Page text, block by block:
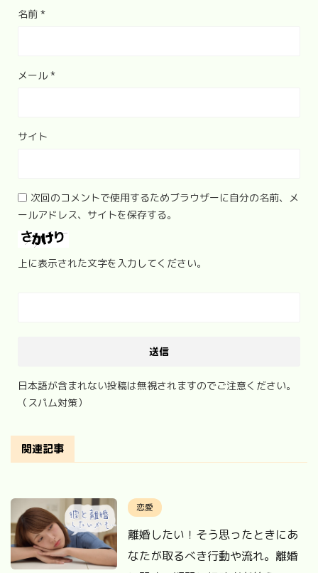
名前 *
メール *
サイト
次回のコメントで使用するためブラウザーに自分の名前、メ
ールアドレス、サイトを保存する。
上に表示された文字を入力してください。
日本語が含まれない投稿は無視されますのでご注意ください。
（スパム対策）
関連記事
恋愛
離婚したい！そう思ったときにあ
なたが取るべき行動や流れ。離婚